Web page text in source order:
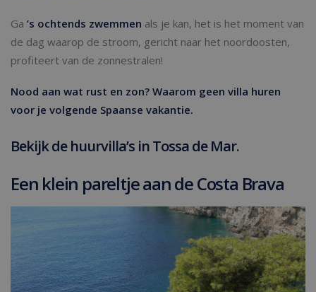
Ga ’s ochtends zwemmen als je kan, het is het moment van
de dag waarop de stroom, gericht naar het noordoosten,
profiteert van de zonnestralen!
Nood aan wat rust en zon? Waarom geen villa huren
voor je volgende Spaanse vakantie.
Bekijk de huurvilla’s in Tossa de Mar.
Een klein pareltje aan de Costa Brava